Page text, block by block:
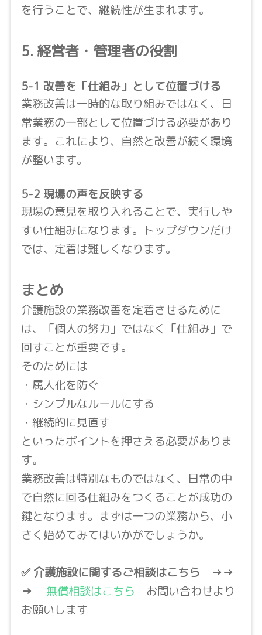
を行うことで、継続性が生まれます。
5. 経営者・管理者の役割
5-1 改善を「仕組み」として位置づける
業務改善は一時的な取り組みではなく、日
常業務の一部として位置づける必要があり
ます。これにより、自然と改善が続く環境
が整います。
5-2 現場の声を反映する
現場の意見を取り入れることで、実行しや
すい仕組みになります。トップダウンだけ
では、定着は難しくなります。
まとめ
介護施設の業務改善を定着させるために
は、「個人の努力」ではなく「仕組み」で
回すことが重要です。
そのためには
・属人化を防ぐ
・シンプルなルールにする
・継続的に見直す
といったポイントを押さえる必要がありま
す。
業務改善は特別なものではなく、日常の中
で自然に回る仕組みをつくることが成功の
鍵となります。まずは一つの業務から、小
さく始めてみてはいかがでしょうか。
✅ 介護施設に関するご相談はこちら
→→
→ 無償相談はこちら お問い合わせより
お願いします